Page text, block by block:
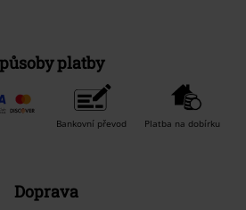
platby
Bankovní převod Platba na dobírku
Doprava